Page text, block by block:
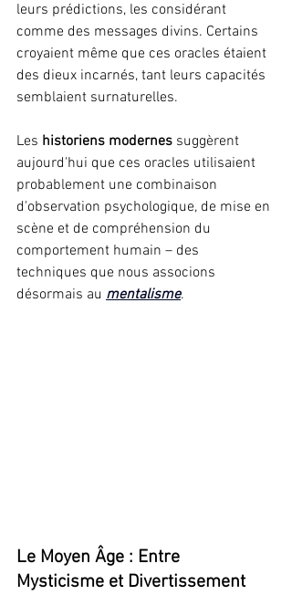
leurs prédictions, les considérant
comme des messages divins. Certains
croyaient même que ces oracles étaient
des dieux incarnés, tant leurs capacités
semblaient surnaturelles.
Les historiens modernes suggèrent
aujourd'hui que ces oracles utilisaient
probablement une combinaison
d'observation psychologique, de mise en
scène et de compréhension du
comportement humain – des
techniques que nous associons
désormais au mentalisme.
Le Moyen Âge : Entre
Mysticisme et Divertissement